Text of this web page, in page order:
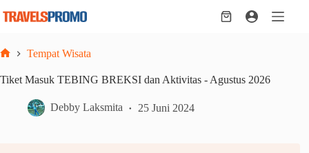
Shopping
Tempat Wisata
Tiket Masuk TEBING BREKSI dan Aktivitas - Agustus 2026
Debby Laksmita 25 Juni 2024